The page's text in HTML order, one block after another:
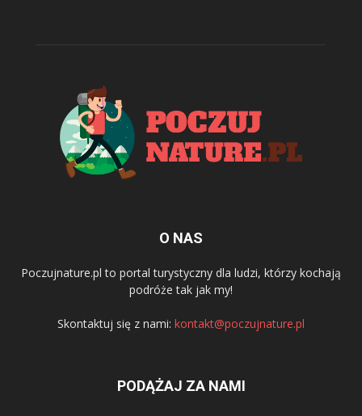
O NAS
Poczujnature.pl to portal turystyczny dla ludzi, którzy kochają
podróże tak jak my!
Skontaktuj się z nami: kontakt@poczujnature.pl
PODĄŻAJ ZA NAMI